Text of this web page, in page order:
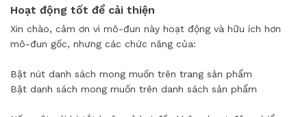
Hoạt động tốt để cải thiện
Xin chào, cảm ơn vì mô-đun này hoạt động và hữu ích hơn
mô-đun gốc, nhưng các chức năng của:
Bật nút danh sách mong muốn trên trang sản phẩm
Bật danh sách mong muốn trên danh sách sản phẩm